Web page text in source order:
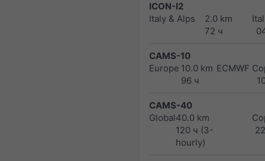
ICON-I2
Italy & Alps
2.0 km
72 ч
CAMS-10
Europe 10.0 km
96 ч
ECMWF
CAMS-40
Global40.0 km
120 ч (3-
hourly)